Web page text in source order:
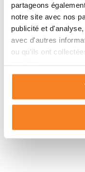
partageons
notre site avec nos
publicité et
avec d'autres
ou qu'ils ont
31330